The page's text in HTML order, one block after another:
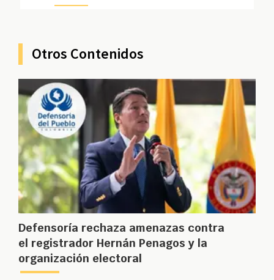
Otros Contenidos
Defensoría rechaza amenazas contra
el registrador Hernán Penagos y la
organización electoral